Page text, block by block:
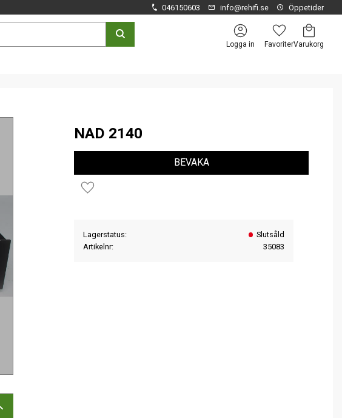
046150603 info@rehifi.se Öppetider
Logga in
Favoriter
Kundvagn
NAD 2140
Lägg till i favoriter
BEVAKA
Lagerstatus
Slutsåld
Artikelnr
35083